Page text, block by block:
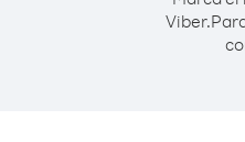
Viber.